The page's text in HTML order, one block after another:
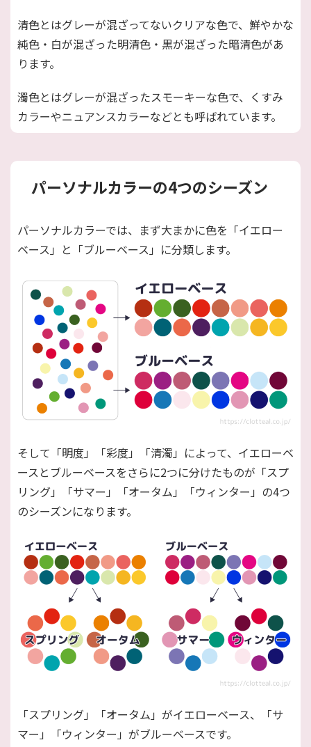
清色とはグレーが混ざってないクリアな色で、鮮やかな
純色・白が混ざった明清色・黒が混ざった暗清色があ
ります。
濁色とはグレーが混ざったスモーキーな色で、くすみ
カラーやニュアンスカラーなどとも呼ばれています。
パーソナルカラーの4つのシーズン
パーソナルカラーでは、まず大まかに色を「イエロー
ベース」と「ブルーベース」に分類します。
そして「明度」「彩度」「清濁」によって、イエローベ
ースとブルーベースをさらに2つに分けたものが「スプ
リング」「サマー」「オータム」「ウィンター」の4つ
のシーズンになります。
「スプリング」「オータム」がイエローベース、「サ
マー」「ウィンター」がブルーベースです。